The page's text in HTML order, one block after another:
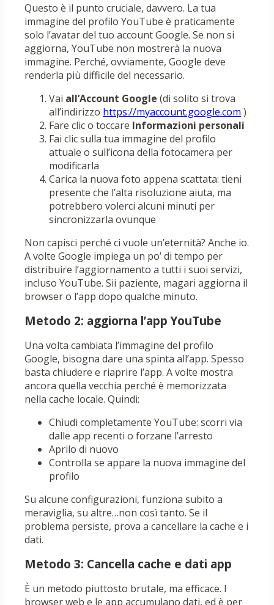
Questo è il punto cruciale, davvero. La tua
immagine del profilo YouTube è praticamente
solo l’avatar del tuo account Google. Se non si
aggiorna, YouTube non mostrerà la nuova
immagine. Perché, ovviamente, Google deve
renderla più difficile del necessario.
Vai all’Account Google (di solito si trova
all’indirizzo https://myaccount.google.com )
Fare clic o toccare Informazioni personali
Fai clic sulla tua immagine del profilo
attuale o sull’icona della fotocamera per
modificarla
Carica la nuova foto appena scattata: tieni
presente che l’alta risoluzione aiuta, ma
potrebbero volerci alcuni minuti per
sincronizzarla ovunque
Non capisci perché ci vuole un’eternità? Anche io.
A volte Google impiega un po’ di tempo per
distribuire l’aggiornamento a tutti i suoi servizi,
incluso YouTube. Sii paziente, magari aggiorna il
browser o l’app dopo qualche minuto.
Metodo 2: aggiorna l’app YouTube
Una volta cambiata l’immagine del profilo
Google, bisogna dare una spinta all’app. Spesso
basta chiudere e riaprire l’app. A volte mostra
ancora quella vecchia perché è memorizzata
nella cache locale. Quindi:
Chiudi completamente YouTube: scorri via
dalle app recenti o forzane l’arresto
Aprilo di nuovo
Controlla se appare la nuova immagine del
profilo
Su alcune configurazioni, funziona subito a
meraviglia, su altre…non così tanto. Se il
problema persiste, prova a cancellare la cache e i
dati.
Metodo 3: Cancella cache e dati app
È un metodo piuttosto brutale, ma efficace. I
browser web e le app accumulano dati, ed è per